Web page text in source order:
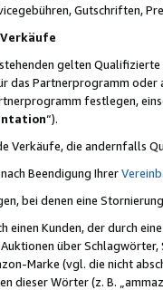
Gutschriften,
Verkäufe
gelten
das Partnerprogramm oder
festlegen,
“).
Verkäufe, die andernfalls
Beendigung Ihrer
bei denen eine
einen Kunden, der durch
über
Marke (vgl. die nicht
dieser Wörter (z. B.